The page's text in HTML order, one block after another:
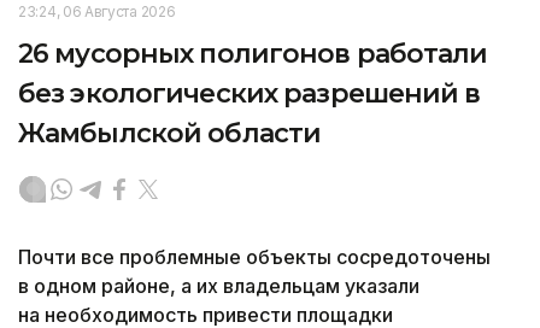
23:24, 06 Августа 2026
26 мусорных полигонов работали
без экологических разрешений в
Жамбылской области
Почти все проблемные объекты сосредоточены
в одном районе, а их владельцам указали
на необходимость привести площадки